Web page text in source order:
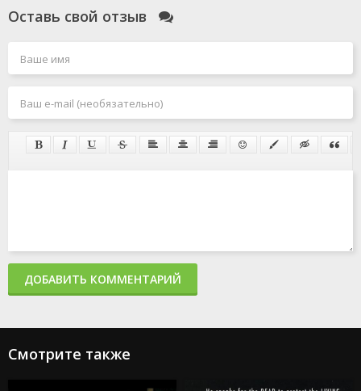
Оставь свой отзыв
ДОБАВИТЬ КОММЕНТАРИЙ
Смотрите также